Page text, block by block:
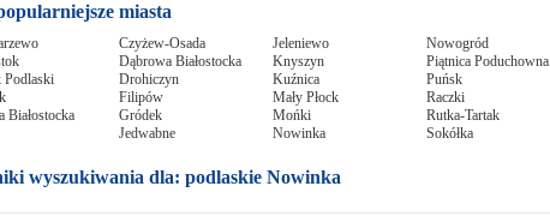
miasta
Podlaski
Białostocka
Czyżew-Osada
Dąbrowa Białostocka
Drohiczyn
Filipów
Gródek
Jedwabne
Jeleniewo
Knyszyn
Kuźnica
Mały Płock
Mońki
Nowinka
Nowogród
Piątnica Poduchowna
Puńsk
Raczki
Rutka-Tartak
Sokółka
wyszukiwania dla: podlaskie Nowinka